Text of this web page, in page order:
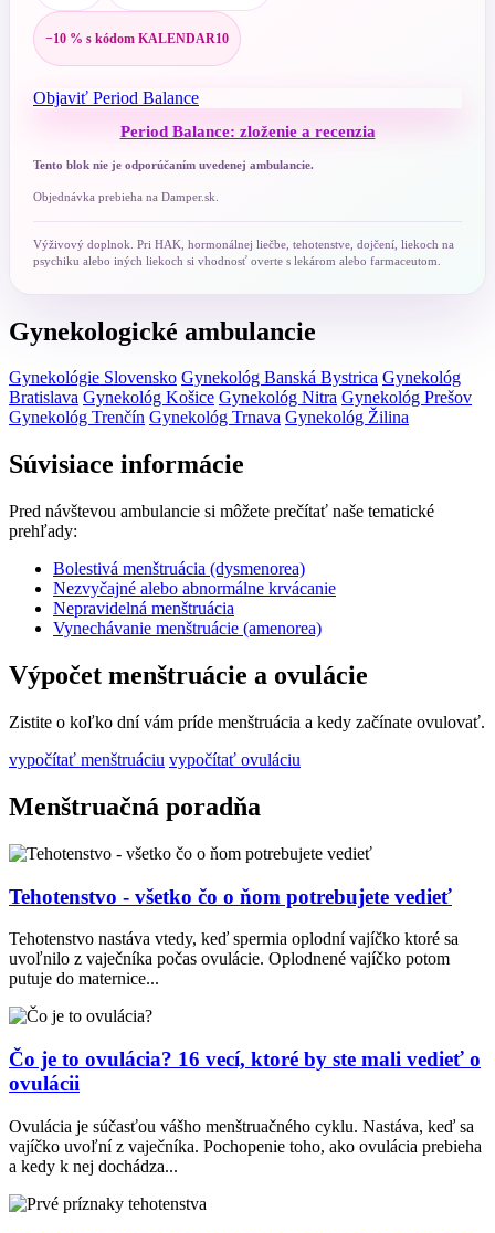
−10 % s kódom KALENDAR10
Objaviť Period Balance
Period Balance: zloženie a recenzia
Tento blok nie je odporúčaním uvedenej ambulancie.
Objednávka prebieha na Damper.sk.
Výživový doplnok. Pri HAK, hormonálnej liečbe, tehotenstve, dojčení, liekoch na
psychiku alebo iných liekoch si vhodnosť overte s lekárom alebo farmaceutom.
Gynekologické ambulancie
Gynekológie Slovensko Gynekológ Banská Bystrica Gynekológ
Bratislava Gynekológ Košice Gynekológ Nitra Gynekológ Prešov
Gynekológ Trenčín Gynekológ Trnava Gynekológ Žilina
Súvisiace informácie
Pred návštevou ambulancie si môžete prečítať naše tematické
prehľady:
Bolestivá menštruácia (dysmenorea)
Nezvyčajné alebo abnormálne krvácanie
Nepravidelná menštruácia
Vynechávanie menštruácie (amenorea)
Výpočet menštruácie a ovulácie
Zistite o koľko dní vám príde menštruácia a kedy začínate ovulovať.
vypočítať menštruáciu vypočítať ovuláciu
Menštruačná poradňa
Tehotenstvo - všetko čo o ňom potrebujete vedieť
Tehotenstvo nastáva vtedy, keď spermia oplodní vajíčko ktoré sa
uvoľnilo z vaječníka počas ovulácie. Oplodnené vajíčko potom
putuje do maternice...
Čo je to ovulácia? 16 vecí, ktoré by ste mali vedieť o
ovulácii
Ovulácia je súčasťou vášho menštruačného cyklu. Nastáva, keď sa
vajíčko uvoľní z vaječníka. Pochopenie toho, ako ovulácia prebieha
a kedy k nej dochádza...